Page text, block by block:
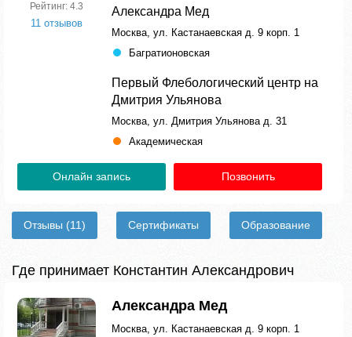
Рейтинг: 4.3
11 отзывов
Александра Мед
Москва, ул. Кастанаевская д. 9 корп. 1
Багратионовская
Первый Флебологический центр на
Дмитрия Ульянова
Москва, ул. Дмитрия Ульянова д. 31
Академическая
Онлайн запись Позвонить
Отзывы (11) Сертификаты Образование
Где принимает Константин Александрович
Александра Мед
Москва, ул. Кастанаевская д. 9 корп. 1